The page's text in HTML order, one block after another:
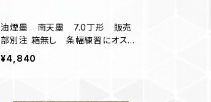
油煙墨 南天墨 7.0丁形 販売
部別注 箱無し 条幅練習にオスス
メ
¥4,840